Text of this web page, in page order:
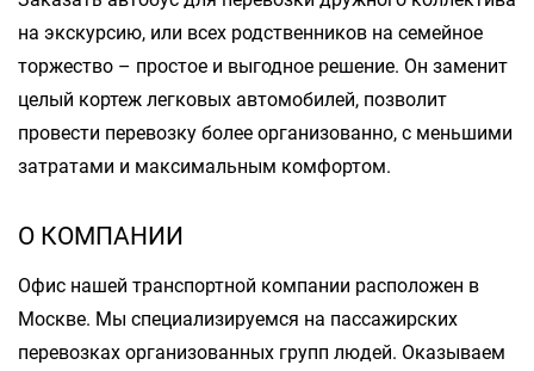
на экскурсию, или всех родственников на семейное
торжество – простое и выгодное решение. Он заменит
целый кортеж легковых автомобилей, позволит
провести перевозку более организованно, с меньшими
затратами и максимальным комфортом.
О КОМПАНИИ
Офис нашей транспортной компании расположен в
Москве. Мы специализируемся на пассажирских
перевозках организованных групп людей. Оказываем